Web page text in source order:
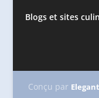
Blogs et sites
Conçu par